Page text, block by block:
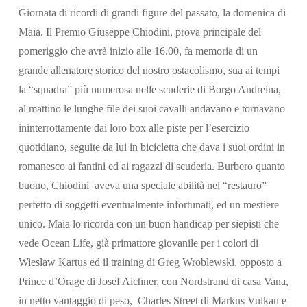
Giornata di ricordi di grandi figure del passato, la domenica di
Maia. Il Premio Giuseppe Chiodini, prova principale del
pomeriggio che avrà inizio alle 16.00, fa memoria di un
grande allenatore storico del nostro ostacolismo, sua ai tempi
la “squadra” più numerosa nelle scuderie di Borgo Andreina,
al mattino le lunghe file dei suoi cavalli andavano e tornavano
ininterrottamente dai loro box alle piste per l’esercizio
quotidiano, seguite da lui in bicicletta che dava i suoi ordini in
romanesco ai fantini ed ai ragazzi di scuderia. Burbero quanto
buono, Chiodini aveva una speciale abilità nel “restauro”
perfetto di soggetti eventualmente infortunati, ed un mestiere
unico. Maia lo ricorda con un buon handicap per siepisti che
vede Ocean Life, già primattore giovanile per i colori di
Wieslaw Kartus ed il training di Greg Wroblewski, opposto a
Prince d’Orage di Josef Aichner, con Nordstrand di casa Vana,
in netto vantaggio di peso, Charles Street di Markus Vulkan e